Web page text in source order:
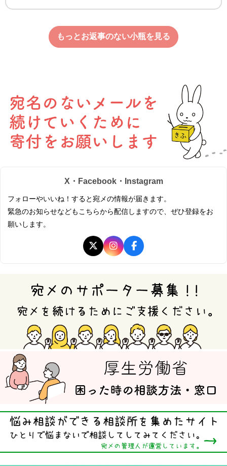
もっとお返事のない小瓶を見る
X・Facebook・Instagram
フォローやいいね！すると宛メの情報が届きます。
緊急のお知らせなどもこちらから配信しますので、ぜひ登録をお
願いします。